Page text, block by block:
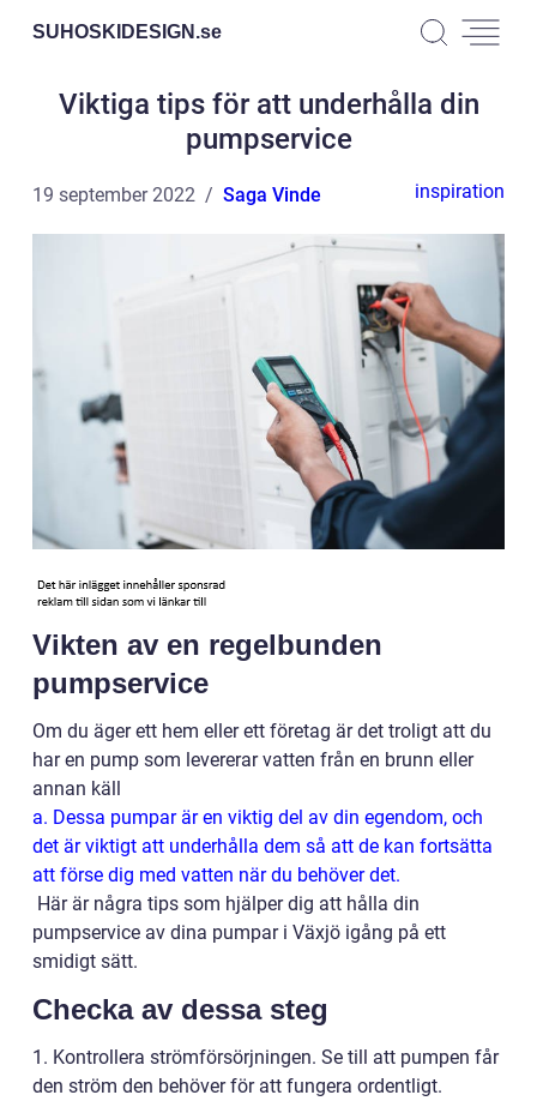
SUHOSKIDESIGN.se
Viktiga tips för att underhålla din
pumpservice
19 september 2022 Saga Vinde inspiration
Vikten av en regelbunden
pumpservice
Om du äger ett hem eller ett företag är det troligt att du
har en pump som levererar vatten från en brunn eller
annan käll
a. Dessa pumpar är en viktig del av din egendom, och
det är viktigt att underhålla dem så att de kan fortsätta
att förse dig med vatten när du behöver det.
Här är några tips som hjälper dig att hålla din
pumpservice av dina pumpar i Växjö igång på ett
smidigt sätt.
Checka av dessa steg
1. Kontrollera strömförsörjningen. Se till att pumpen får
den ström den behöver för att fungera ordentligt.